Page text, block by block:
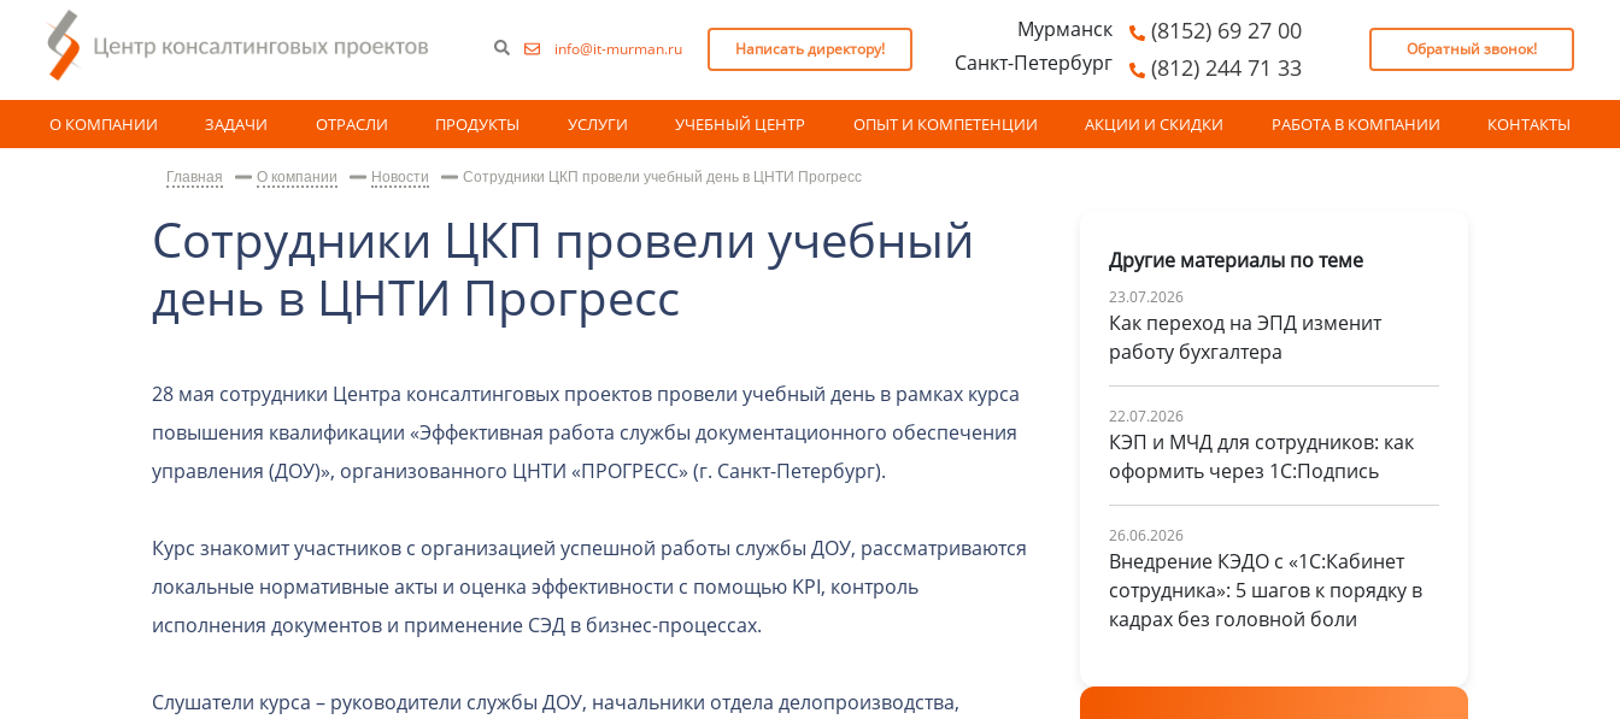
info@it-murman.ru Написать директору!
Мурманск
Санкт-Петербург
(8152) 69 27 00
(812) 244 71 33
Обратный звонок!
О КОМПАНИИ ЗАДАЧИ ОТРАСЛИ ПРОДУКТЫ УСЛУГИ УЧЕБНЫЙ ЦЕНТР ОПЫТ И КОМПЕТЕНЦИИ АКЦИИ И СКИДКИ РАБОТА В КОМПАНИИ КОНТАКТЫ
Главная О компании Новости Сотрудники ЦКП провели учебный день в ЦНТИ Прогресс
Сотрудники ЦКП провели учебный
день в ЦНТИ Прогресс
28 мая сотрудники Центра консалтинговых проектов провели учебный день в рамках курса
повышения квалификации «Эффективная работа службы документационного обеспечения
управления (ДОУ)», организованного ЦНТИ «ПРОГРЕСС» (г. Санкт-Петербург).
Курс знакомит участников с организацией успешной работы службы ДОУ, рассматриваются
локальные нормативные акты и оценка эффективности с помощью KPI, контроль
исполнения документов и применение СЭД в бизнес-процессах.
Слушатели курса – руководители службы ДОУ, начальники отдела делопроизводства,
Другие материалы по теме
23.07.2026
Как переход на ЭПД изменит
работу бухгалтера
22.07.2026
КЭП и МЧД для сотрудников: как
оформить через 1С:Подпись
26.06.2026
Внедрение КЭДО с «1С:Кабинет
сотрудника»: 5 шагов к порядку в
кадрах без головной боли